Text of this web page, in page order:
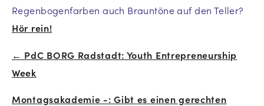
Regenbogenfarben auch Brauntöne auf den Teller?
Hör rein!
Beitrags-
← PdC BORG Radstadt: Youth Entrepreneurship
Week
Montagsakademie -: Gibt es einen gerechten